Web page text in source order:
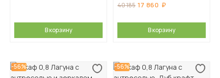
В корзину
40 185 17 860
В корзину
-56% -56%